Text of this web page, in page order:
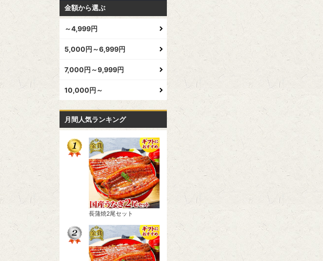
金額から選ぶ
～4,999円
5,000円～6,999円
7,000円～9,999円
10,000円～
月間人気ランキング
長蒲焼2尾セット